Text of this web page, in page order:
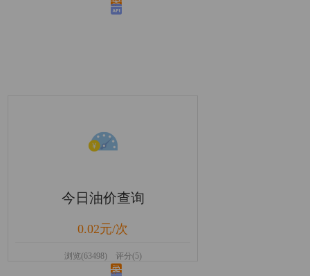
今日油价查询
0.02元/次
浏览(63498) 评分(5)